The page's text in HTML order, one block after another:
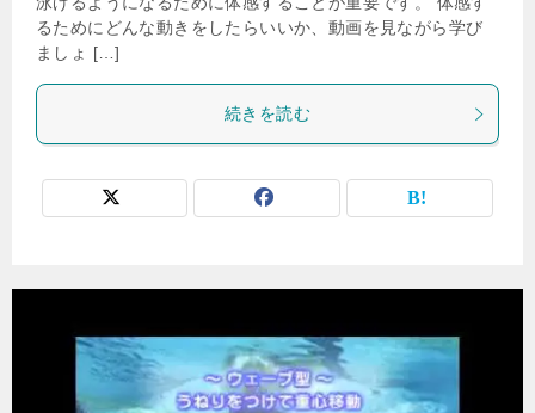
るためにどんな動きをしたらいいか、動画を見ながら学び
ましょ […]
続きを読む